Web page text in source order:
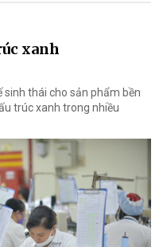
xanh
thái cho sản phẩm bền
trúc xanh trong nhiều